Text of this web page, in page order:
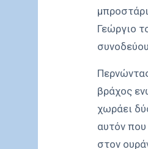
Γεώργιο
βράχος
χωράει
αυτόν που
στον